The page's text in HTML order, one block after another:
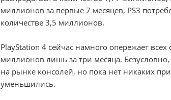
миллионов за первые 7 месяцев, PS3
количестве 3,5 миллионов.
PlayStation 4 сейчас намного опережает
миллионов лишь за три месяца.
на рынке консолей, но пока нет никаких
уменьшились.